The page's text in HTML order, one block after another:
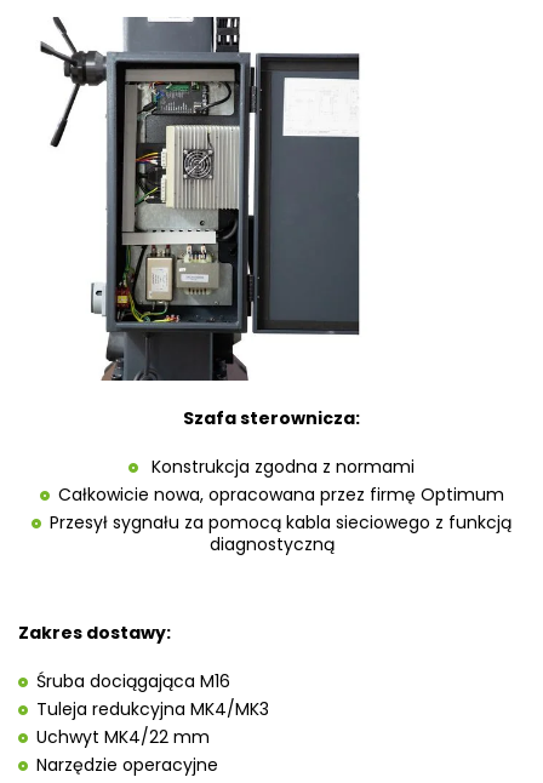
Szafa sterownicza:
Konstrukcja zgodna z normami
Całkowicie nowa, opracowana przez firmę Optimum
Przesył sygnału za pomocą kabla sieciowego z funkcją
diagnostyczną
Zakres dostawy:
Śruba dociągająca M16
Tuleja redukcyjna MK4/MK3
Uchwyt MK4/22 mm
Narzędzie operacyjne